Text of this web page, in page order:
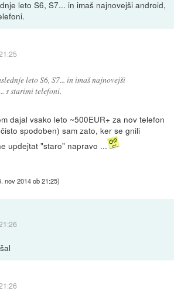
leto S6, S7... in imaš najnovejši android,
leto S6, S7... in imaš najnovejši
s starimi telefoni.
dajal vsako leto ~500EUR+ za nov telefon
spodoben) sam zato, ker se gnili
updejtat "staro" napravo ...
nov 2014 ob 21:25)